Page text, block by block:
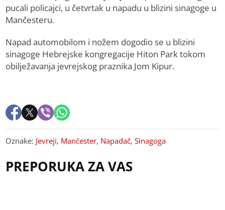
pucali policajci, u četvrtak u napadu u blizini sinagoge u
Mančesteru.
Napad automobilom i nožem dogodio se u blizini
sinagoge Hebrejske kongregacije Hiton Park tokom
obilježavanja jevrejskog praznika Jom Kipur.
Oznake: Jevreji, Mančester, Napadač,Sinagoga
PREPORUKA ZA VAS